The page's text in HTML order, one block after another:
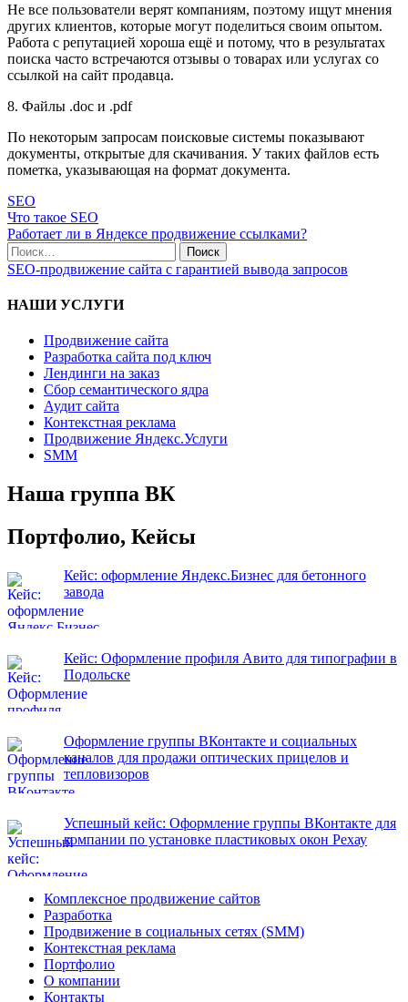
Не все пользователи верят компаниям, поэтому ищут мнения
других клиентов, которые могут поделиться своим опытом.
Работа с репутацией хороша ещё и потому, что в результатах
поиска часто встречаются отзывы о товарах или услугах со
ссылкой на сайт продавца.
8. Файлы .doc и .pdf
По некоторым запросам поисковые системы показывают
документы, открытые для скачивания. У таких файлов есть
пометка, указывающая на формат документа.
SEO
Что такое SEO
Работает ли в Яндексе продвижение ссылками?
SEO-продвижение сайта с гарантией вывода запросов
НАШИ УСЛУГИ
Продвижение сайта
Разработка сайта под ключ
Лендинги на заказ
Сбор семантического ядра
Аудит сайта
Контекстная реклама
Продвижение Яндекс.Услуги
SMM
Наша группа ВК
Портфолио, Кейсы
Кейс: оформление Яндекс.Бизнес для бетонного
завода
Кейс: Оформление профиля Авито для типографии в
Подольске
Оформление группы ВКонтакте и социальных
каналов для продажи оптических прицелов и
тепловизоров
Успешный кейс: Оформление группы ВКонтакте для
компании по установке пластиковых окон Рехау
Комплексное продвижение сайтов
Разработка
Продвижение в социальных сетях (SMM)
Контекстная реклама
Портфолио
О компании
Контакты